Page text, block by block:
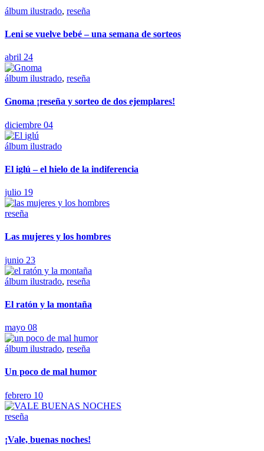
álbum ilustrado, reseña
Leni se vuelve bebé – una semana de sorteos
abril 24
álbum ilustrado, reseña
Gnoma ¡reseña y sorteo de dos ejemplares!
diciembre 04
álbum ilustrado
El iglú – el hielo de la indiferencia
julio 19
reseña
Las mujeres y los hombres
junio 23
álbum ilustrado, reseña
El ratón y la montaña
mayo 08
álbum ilustrado, reseña
Un poco de mal humor
febrero 10
reseña
¡Vale, buenas noches!